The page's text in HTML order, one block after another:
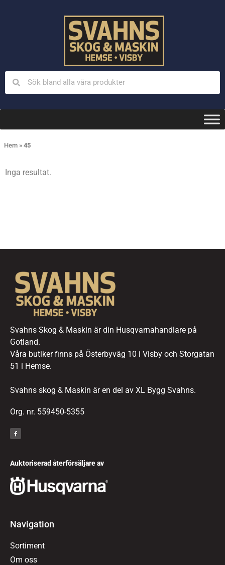
Hem » 45
Inga resultat.
Svahns Skog & Maskin är din Husqvarnahandlare på
Gotland.
Våra butiker finns på Österbyväg 10 i Visby och Storgatan
51 i Hemse.
Svahns skog & Maskin är en del av XL Bygg Svahns.
Org. nr. 559450-5355
Auktoriserad återförsäljare av
Navigation
Sortiment
Om oss